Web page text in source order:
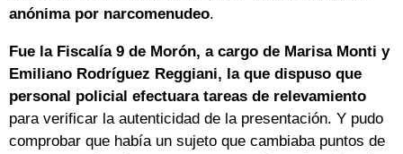
anónima por narcomenudeo.
Fue la Fiscalía 9 de Morón, a cargo de Marisa Monti y
Emiliano Rodríguez Reggiani, la que dispuso que
personal policial efectuara tareas de relevamiento
para verificar la autenticidad de la presentación. Y pudo
comprobar que había un sujeto que cambiaba puntos de